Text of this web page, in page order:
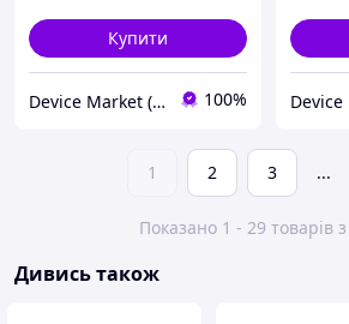
Купити
Device Market (DM) 100%
1 2 3 ...
Показано 1 - 29 товарів
Дивись також